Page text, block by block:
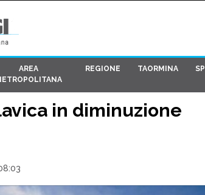
AREA
REGIONE TAORMINA
in diminuzione